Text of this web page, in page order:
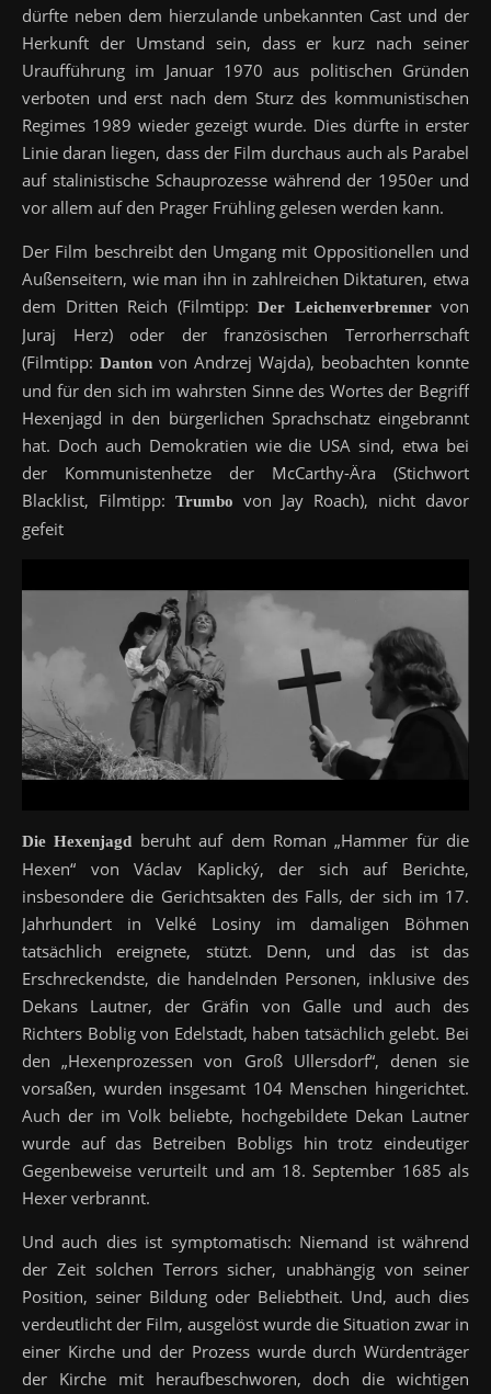
dürfte neben dem hierzulande unbekannten Cast und der
Herkunft der Umstand sein, dass er kurz nach seiner
Uraufführung im Januar 1970 aus politischen Gründen
verboten und erst nach dem Sturz des kommunistischen
Regimes 1989 wieder gezeigt wurde. Dies dürfte in erster
Linie daran liegen, dass der Film durchaus auch als Parabel
auf stalinistische Schauprozesse während der 1950er und
vor allem auf den Prager Frühling gelesen werden kann.
Der Film beschreibt den Umgang mit Oppositionellen und
Außenseitern, wie man ihn in zahlreichen Diktaturen, etwa
dem Dritten Reich (Filmtipp: Der Leichenverbrennervon
Juraj Herz) oder der französischen Terrorherrschaft
(Filmtipp: Danton von Andrzej Wajda), beobachten konnte
und für den sich im wahrsten Sinne des Wortes der Begriff
Hexenjagd in den bürgerlichen Sprachschatz eingebrannt
hat. Doch auch Demokratien wie die USA sind, etwa bei
der Kommunistenhetze der McCarthy-Ära (Stichwort
Blacklist, Filmtipp:
Trumbo
von Jay Roach), nicht davor
gefeit
Die Hexenjagd beruht auf dem Roman „Hammer für die
Hexen“ von Václav Kaplický, der sich auf Berichte,
insbesondere die Gerichtsakten des Falls, der sich im 17.
Jahrhundert in Velké Losiny im damaligen Böhmen
tatsächlich ereignete, stützt. Denn, und das ist das
Erschreckendste, die handelnden Personen, inklusive des
Dekans Lautner, der Gräfin von Galle und auch des
Richters Boblig von Edelstadt, haben tatsächlich gelebt. Bei
den „Hexenprozessen von Groß Ullersdorf“, denen sie
vorsaßen, wurden insgesamt 104 Menschen hingerichtet.
Auch der im Volk beliebte, hochgebildete Dekan Lautner
wurde auf das Betreiben Bobligs hin trotz eindeutiger
Gegenbeweise verurteilt und am 18. September 1685 als
Hexer verbrannt.
Und auch dies ist symptomatisch: Niemand ist während
der Zeit solchen Terrors sicher, unabhängig von seiner
Position, seiner Bildung oder Beliebtheit. Und, auch dies
verdeutlicht der Film, ausgelöst wurde die Situation zwar in
einer Kirche und der Prozess wurde durch Würdenträger
der Kirche mit heraufbeschworen, doch die wichtigen